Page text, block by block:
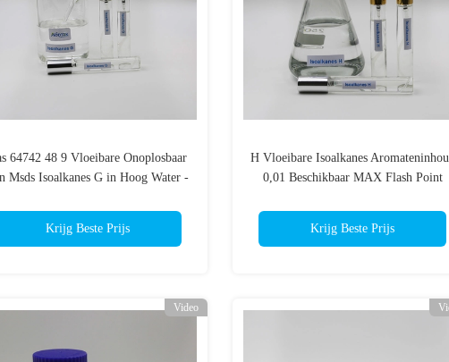
64742 48 9 Vloeibare Onoplosbaar
Msds Isoalkanes G in Hoog Water -
Krijg Beste Prijs
H Vloeibare Isoalkanes
0,01 Beschikbaar MAX Flash Point
Krijg Beste Prijs
Video